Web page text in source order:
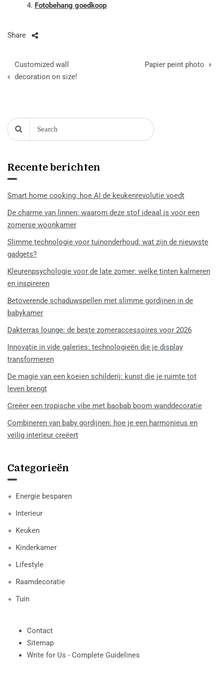
Fotobehang goedkoop
Share
Berichtnavigatie
Customized wall
decoration on size!
Papier peint photo
Recente berichten
Smart home cooking: hoe AI de keukenrevolutie voedt
De charme van linnen: waarom deze stof ideaal is voor een
zomerse woonkamer
Slimme technologie voor tuinonderhoud: wat zijn de nieuwste
gadgets?
Kleurenpsychologie voor de late zomer: welke tinten kalmeren
en inspireren
Betoverende schaduwspellen met slimme gordijnen in de
babykamer
Dakterras lounge: de beste zomeraccessoires voor 2026
Innovatie in vide galeries: technologieën die je display
transformeren
De magie van een koeien schilderij: kunst die je ruimte tot
leven brengt
Creëer een tropische vibe met baobab boom wanddecoratie
Combineren van baby gordijnen: hoe je een harmonieus en
veilig interieur creëert
Categorieën
Energie besparen
Interieur
Keuken
Kinderkamer
Lifestyle
Raamdecoratie
Tuin
Contact
Sitemap
Write for Us - Complete Guidelines